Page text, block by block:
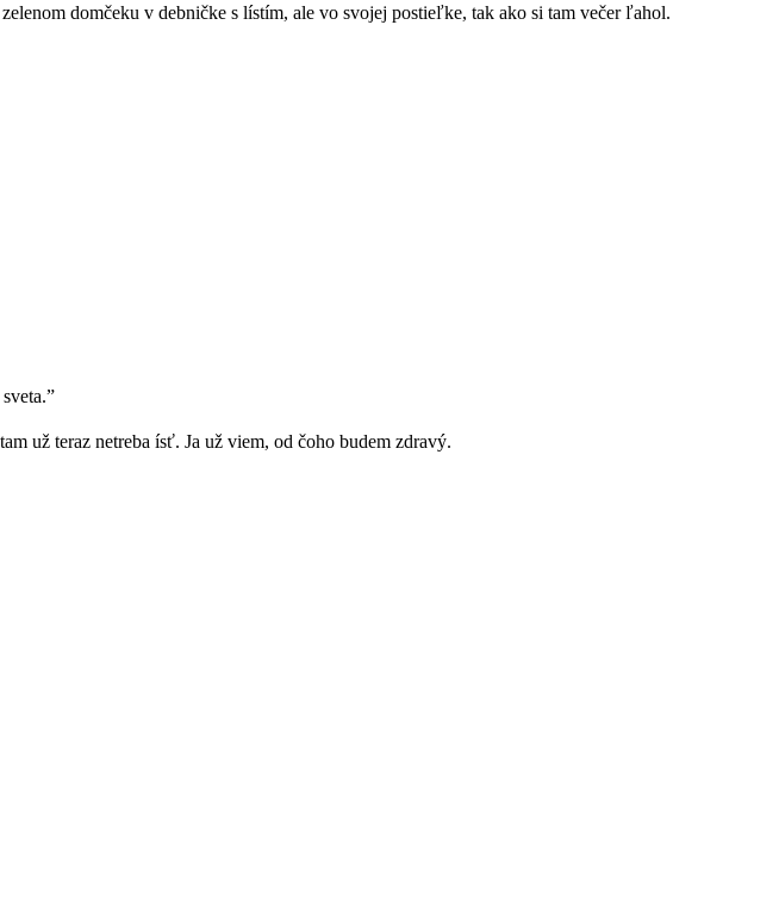
domčeku v debničke s lístím, ale vo svojej postieľke, tak ako si tam večer ľahol.
už teraz netreba ísť. Ja už viem, od čoho budem zdravý.